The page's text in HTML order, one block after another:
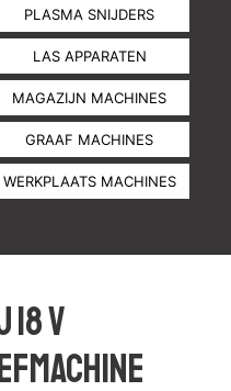
PLASMA SNIJDERS
LAS APPARATEN
MAGAZIJN MACHINES
GRAAF MACHINES
WERKPLAATS MACHINES
V